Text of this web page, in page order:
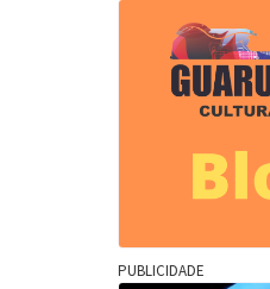
PUBLICIDADE